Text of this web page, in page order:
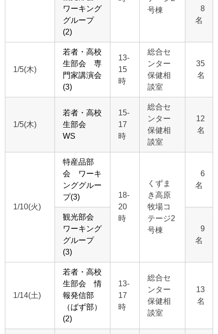
号棟
ワーキング
グループ
(2)
8
名
1/5(木)
若者・高校
生部会 専
門家講演会
(3)
13-
15
時
総合セ
ンター
保健相
談室
35
名
1/5(木)
若者・高校
生部会
WS
15-
17
時
総合セ
ンター
保健相
談室
12
名
1/10(火)
特産品部
会 ワーキ
ンググルー
プ(3)
18-
20
時
くずま
き高原
牧場コ
テージ2
号棟
6
名
観光部会
ワーキング
グループ
(3)
9
名
1/14(土)
若者・高校
生部会 情
報発信部
（ばず部）
(2)
13-
17
時
総合セ
ンター
保健相
談室
13
名